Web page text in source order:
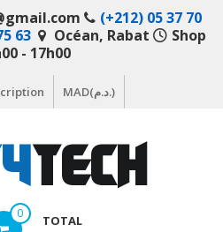
(+212) 05 37 70
63 Océan, Rabat
Shop
- 17h00
MAD(د.م.)
0 TOTAL